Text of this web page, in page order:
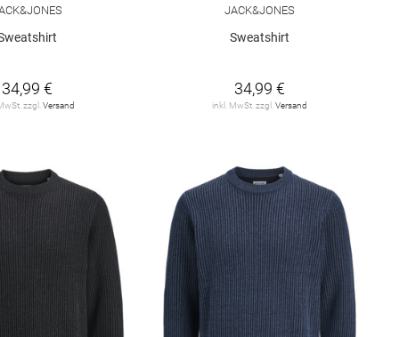
34,99 €
zzgl.Versand
JACK&JONES
Sweatshirt
34,99 €
inkl. MwSt. zzgl.Versand